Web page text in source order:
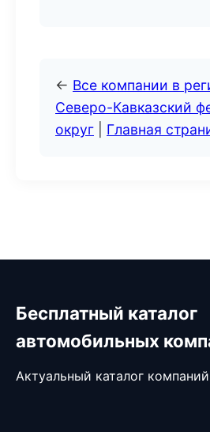
← Все компании в
Северо-Кавказский
округ
Главная
Бесплатный каталог
автомобильных
Актуальный каталог